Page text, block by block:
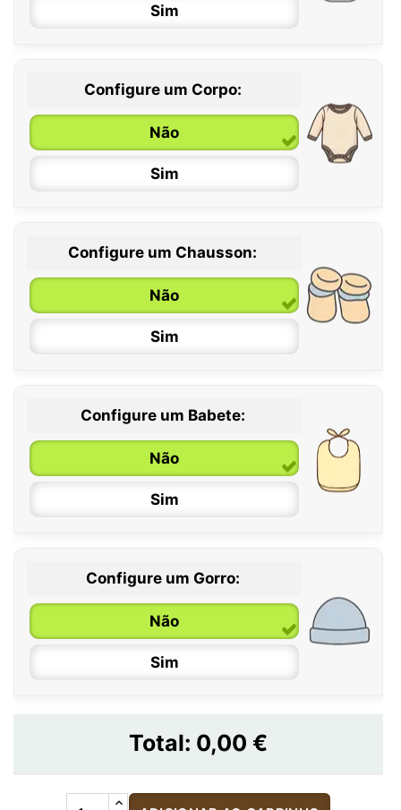
Sim
Configure um Corpo:
Não
Sim
0 / 6 meses
6 / 12 meses
12 / 18 meses
Configure um Chausson:
Não
Sim
Configure um Babete:
Não
Sim
Configure um Gorro:
Não
Sim
Total: 0,00 €